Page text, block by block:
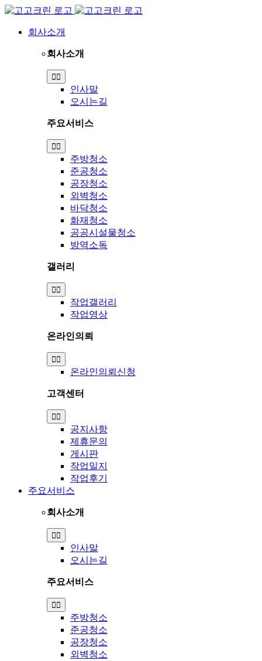
Skip
content회사소개
회사소개
Toggle
Navigation
인사말
오시는길
주요서비스
Toggle
Navigation
주방청소
준공청소
공장청소
외벽청소
바닥청소
화재청소
공공시설물청소
방역소독
갤러리
Toggle
Navigation
작업갤러리
작업영상
온라인의뢰
Toggle
Navigation
온라인의뢰신청
고객센터
Toggle
Navigation
공지사항
제휴문의
게시판
작업일지
작업후기
주요서비스
회사소개
Toggle
Navigation
인사말
오시는길
주요서비스
Toggle
Navigation
주방청소
준공청소
공장청소
외벽청소